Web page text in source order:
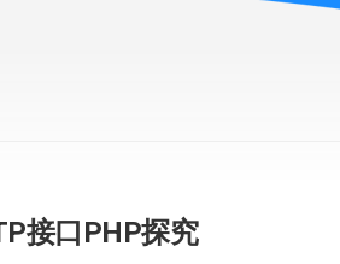
接口PHP探究